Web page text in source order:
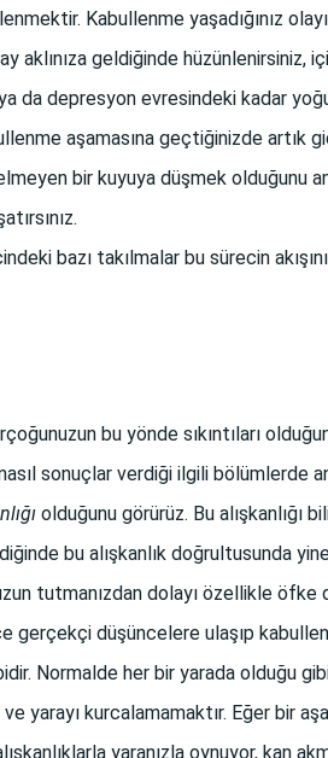
Kabullenme yaşadığınız
aklınıza geldiğinde hüzünlenirsiniz,
depresyon evresindeki kadar
aşamasına geçtiğinizde artık
bir kuyuya düşmek olduğunu
bazı takılmalar bu sürecin
bu yönde sıkıntıları
sonuçlar verdiği ilgili bölümlerde
olduğunu görürüz. Bu alışkanlığı
bu alışkanlık doğrultusunda
tutmanızdan dolayı özellikle öfke
gerçekçi düşüncelere ulaşıp
Normalde her bir yarada olduğu
yarayı kurcalamamaktır. Eğer bir
yaranızla oynuyor, kan